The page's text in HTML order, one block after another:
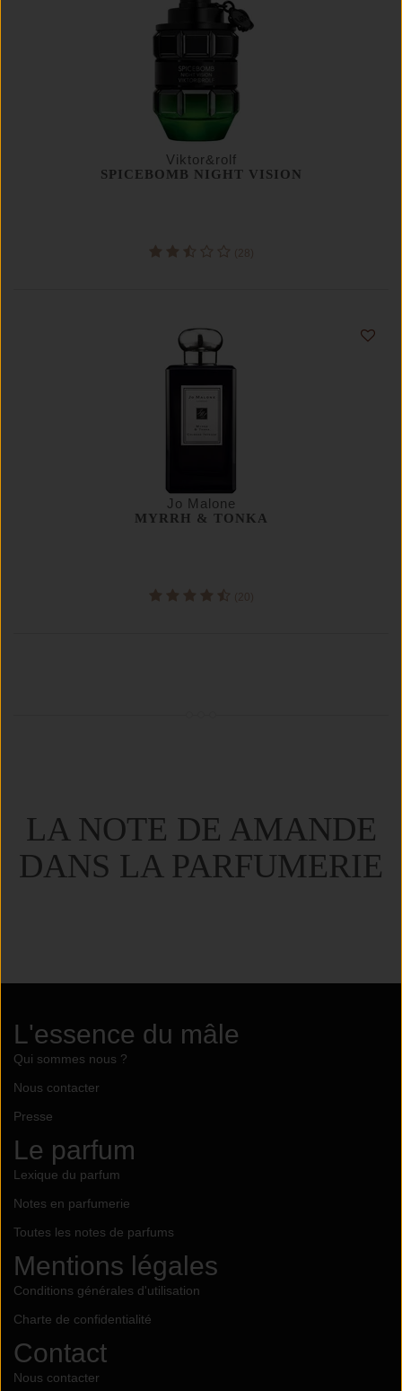
Viktor&rolf
SPICEBOMB NIGHT VISION
(28)
Jo Malone
MYRRH & TONKA
(20)
LA NOTE DE AMANDE
DANS LA PARFUMERIE
L'essence du mâle
Qui sommes nous ?
Nous contacter
Presse
Le parfum
Lexique du parfum
Notes en parfumerie
Toutes les notes de parfums
Mentions légales
Conditions générales d'utilisation
Charte de confidentialité
Contact
Nous contacter